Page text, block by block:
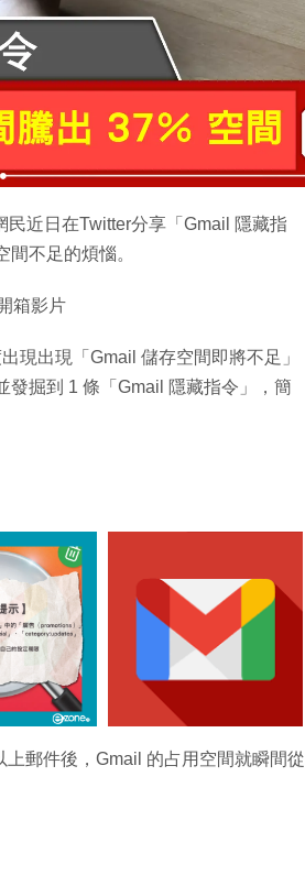
近日在Twitter分享「Gmail 隱藏指
不足的煩惱。
箱影片
現出現「Gmail 儲存空間即將不足」
發掘到 1 條「Gmail 隱藏指令」，簡
郵件後，Gmail 的占用空間就瞬間從